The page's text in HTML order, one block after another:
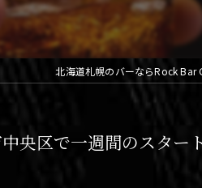
北海道札幌のバーならRock Bar
央区で一週間のスター